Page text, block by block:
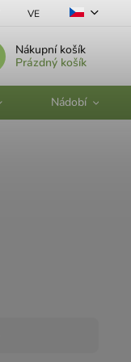
VELKOOBCHOD
Nákupní košík
Prázdný košík
Nádobí